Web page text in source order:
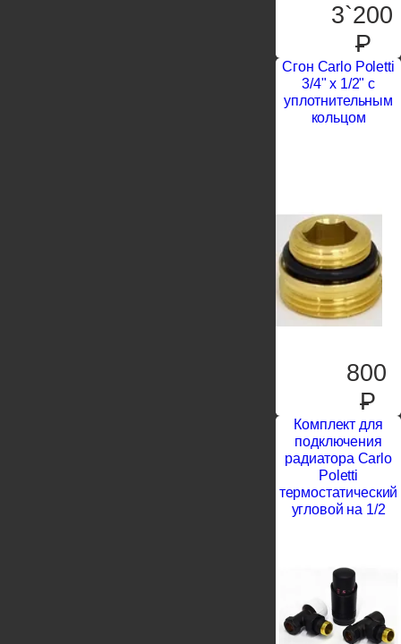
3`200
P
Сгон Carlo Poletti
3/4" х 1/2" с
уплотнительным
кольцом
800
P
Комплект для
подключения
радиатора Carlo
Poletti
термостатический
угловой на 1/2